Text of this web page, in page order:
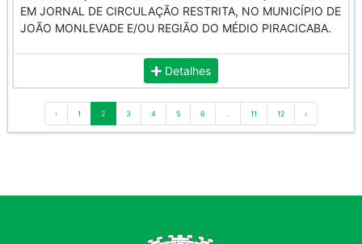
EM JORNAL DE CIRCULAÇÃO RESTRITA, NO MUNICÍPIO DE
JOÃO MONLEVADE E/OU REGIÃO DO MÉDIO PIRACICABA.
Detalhes
‹ 1 2 3 4 5 6 11 12 ›